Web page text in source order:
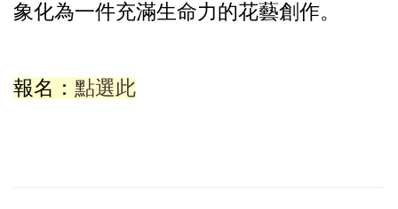
象化為一件充滿生命力的花藝創作。
報名： 點選此